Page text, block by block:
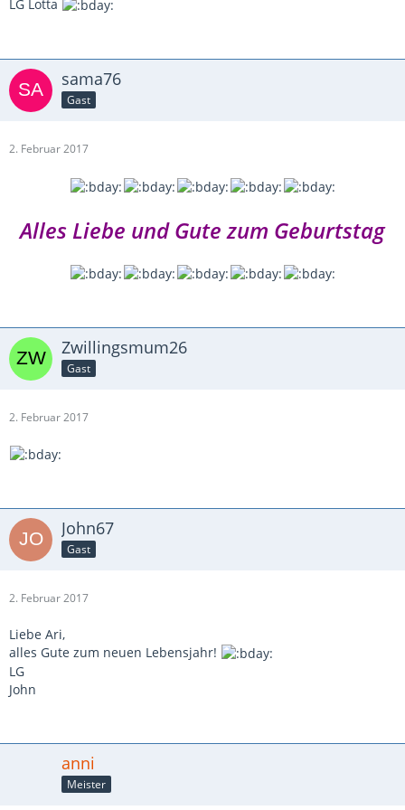
LG Lotta
sama76
Gast
2. Februar 2017
Alles Liebe und Gute zum Geburtstag
Zwillingsmum26
Gast
2. Februar 2017
John67
Gast
2. Februar 2017
Liebe Ari,
alles Gute zum neuen Lebensjahr!
LG
John
anni
Meister